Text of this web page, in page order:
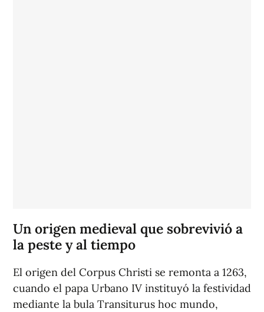
Un origen medieval que sobrevivió a
la peste y al tiempo
El origen del Corpus Christi se remonta a 1263,
cuando el papa Urbano IV instituyó la festividad
mediante la bula Transiturus hoc mundo,